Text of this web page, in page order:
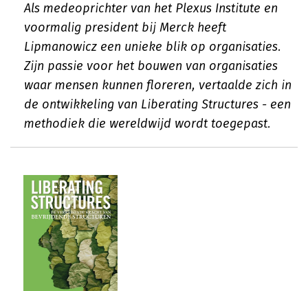
Als medeoprichter van het Plexus Institute en
voormalig president bij Merck heeft
Lipmanowicz een unieke blik op organisaties.
Zijn passie voor het bouwen van organisaties
waar mensen kunnen floreren, vertaalde zich in
de ontwikkeling van Liberating Structures - een
methodiek die wereldwijd wordt toegepast.